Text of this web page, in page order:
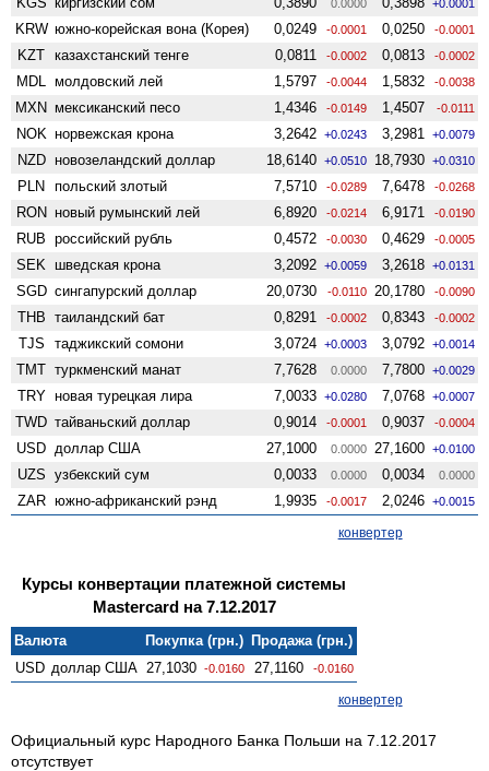
0.0000 +0.0001
KRW южно-корейская вона (Корея) 0,0249 -0.0001 0,0250 -0.0001
KZT казахстанский тенге 0,0811 -0.0002 0,0813 -0.0002
MDL молдовский лей 1,5797 -0.0044 1,5832 -0.0038
MXN мексиканский песо 1,4346 -0.0149 1,4507 -0.0111
NOK норвежская крона 3,2642 +0.0243 3,2981 +0.0079
NZD ново­зеландский доллар 18,6140 +0.0510 18,7930 +0.0310
PLN польский злотый 7,5710 -0.0289 7,6478 -0.0268
RON новый румынский лей 6,8920 -0.0214 6,9171 -0.0190
RUB российский рубль 0,4572 -0.0030 0,4629 -0.0005
SEK шведская крона 3,2092 +0.0059 3,2618 +0.0131
SGD сингапурский доллар 20,0730 -0.0110 20,1780 -0.0090
THB таиландский бат 0,8291 -0.0002 0,8343 -0.0002
TJS таджикский сомони 3,0724 +0.0003 3,0792 +0.0014
TMT туркменский манат 7,7628 0.0000 7,7800 +0.0029
TRY новая турецкая лира 7,0033 +0.0280 7,0768 +0.0007
TWD тайваньский доллар 0,9014 -0.0001 0,9037 -0.0004
USD доллар США 27,1000 0.0000 27,1600 +0.0100
UZS узбекский сум 0,0033 0.0000 0,0034 0.0000
ZAR южно-африканский рэнд 1,9935 -0.0017 2,0246 +0.0015
конвертер
Курсы конвертации платежной системы
Mastercard на 7.12.2017
Валюта Покупка (грн.) Продажа (грн.)
USD доллар США 27,1030 -0.0160 27,1160 -0.0160
конвертер
Официальный курс Народного Банка Польши на 7.12.2017
отсутствует